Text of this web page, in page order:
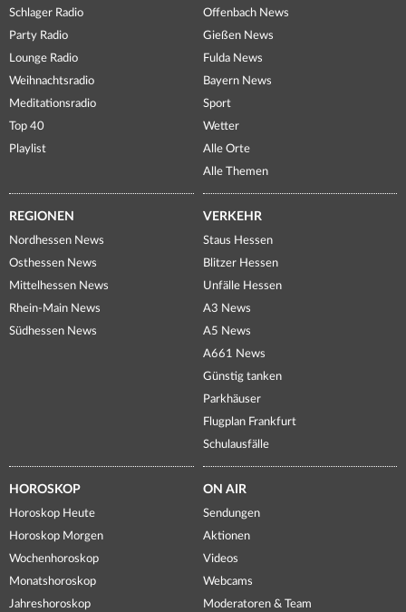
Schlager Radio
Party Radio
Lounge Radio
Weihnachtsradio
Meditationsradio
Top 40
Playlist
Offenbach News
Gießen News
Fulda News
Bayern News
Sport
Wetter
Alle Orte
Alle Themen
REGIONEN
Nordhessen News
Osthessen News
Mittelhessen News
Rhein-Main News
Südhessen News
VERKEHR
Staus Hessen
Blitzer Hessen
Unfälle Hessen
A3 News
A5 News
A661 News
Günstig tanken
Parkhäuser
Flugplan Frankfurt
Schulausfälle
HOROSKOP
Horoskop Heute
Horoskop Morgen
Wochenhoroskop
Monatshoroskop
Jahreshoroskop
ON AIR
Sendungen
Aktionen
Videos
Webcams
Moderatoren & Team